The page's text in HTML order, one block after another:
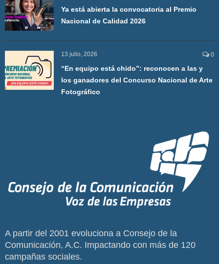
Ya está abierta la convocatoria al Premio
Nacional de Calidad 2026
13 julio, 2026 0
“En equipo está chido”: reconocen a las y
los ganadores del Concurso Nacional de Arte
Fotográfico
A partir del 2001 evoluciona a Consejo de la
Comunicación, A.C. Impactando con más de 120
campañas sociales.